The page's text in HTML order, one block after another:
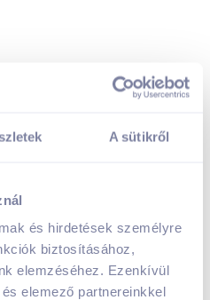
A sütikről
és hirdetések személyre
biztosításához,
elemzéséhez. Ezenkívül
elemező partnereinkkel
tésztabundában 60 g
Ft /
313 Ft /db(18% áfa)
Kosárba